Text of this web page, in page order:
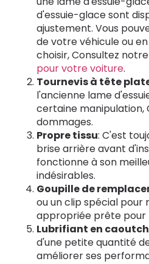
d'essuie-glace sont
ajustement. Vous
de votre véhicule ou
choisir, Consultez
pour votre voiture.
Tournevis à tête
l'ancienne lame
certaine manipulation,
dommages.
Propre tissu: C'est
brise arrière avant
fonctionne à son
indésirables.
Goupille de
ou un clip spécial pour
appropriée prête pour
Lubrifiant en
d'une petite quantité
améliorer ses